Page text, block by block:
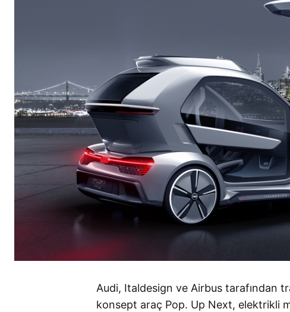
Audi, Italdesign ve Airbus tarafından
konsept araç Pop. Up Next, elektrikli